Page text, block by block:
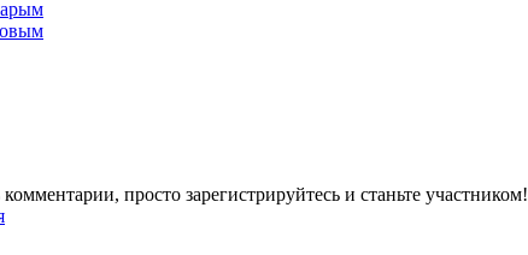
просто зарегистрируйтесь и станьте участником!